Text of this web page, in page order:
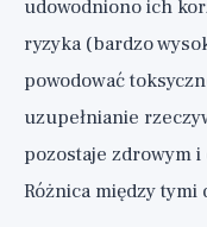
udowodniono ich
ryzyka (bardzo
powodować
uzupełnianie
pozostaje zdrowym
Różnica między tymi